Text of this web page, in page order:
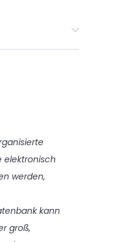
elektronisch
werden,
kann
groß,